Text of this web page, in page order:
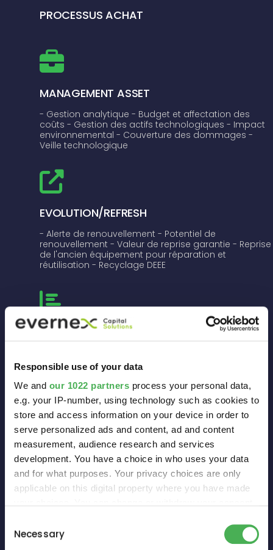
Responsible use of your data
We and our 1022 partners process your personal data,
e.g. your IP-number, using technology such as cookies to
store and access information on your device in order to
serve personalized ads and content, ad and content
measurement, audience research and services
development. You have a choice in who uses your data
and for what purposes. Your privacy choices are only
applicable on this digital property where you have made
the Privacy trigger icon.
Selection
Necessary
PROCESSUS ACHAT
MANAGEMENT ASSET
- Gestion analytique - Budget et affectation des
coûts - Gestion des actifs technologiques - Impact
environnemental - Couverture des dommages -
Veille technologique
EVOLUTION/REFRESH
- Alerte de renouvellement - Potentiel de
renouvellement - Valeur de reprise garantie - Reprise
de l'ancien équipement pour réparation et
réutilisation - Recyclage DEEE
PROLONGATION DE LA VIE DES ASSETS